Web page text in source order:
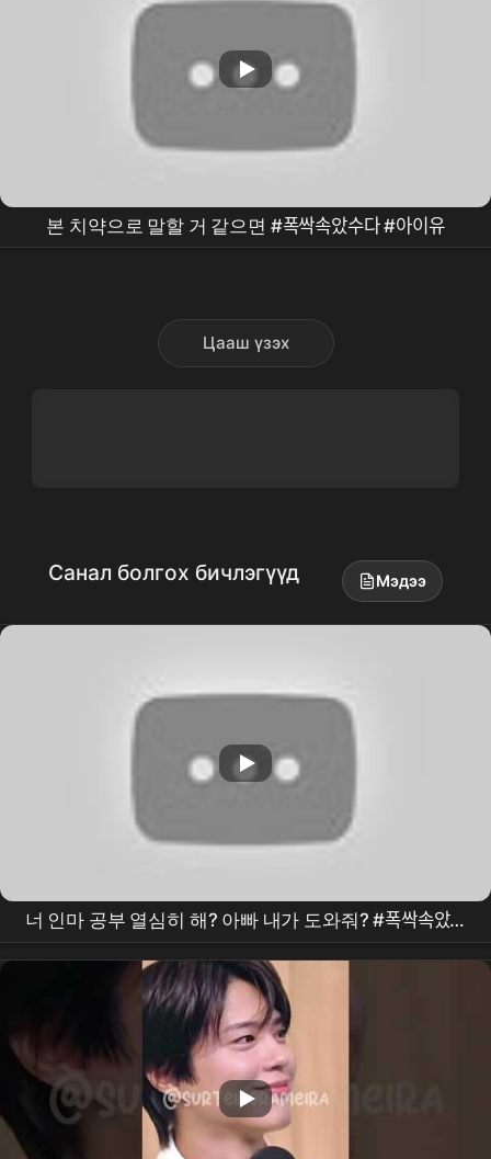
본 치약으로 말할 거 같으면 #폭싹속았수다 #아이유
Цааш үзэх
Санал болгох бичлэгүүд Мэдээ
너 인마 공부 열심히 해? 아빠 내가 도와줘? #폭싹속았수
다 #아이유 #박해준 #최대훈